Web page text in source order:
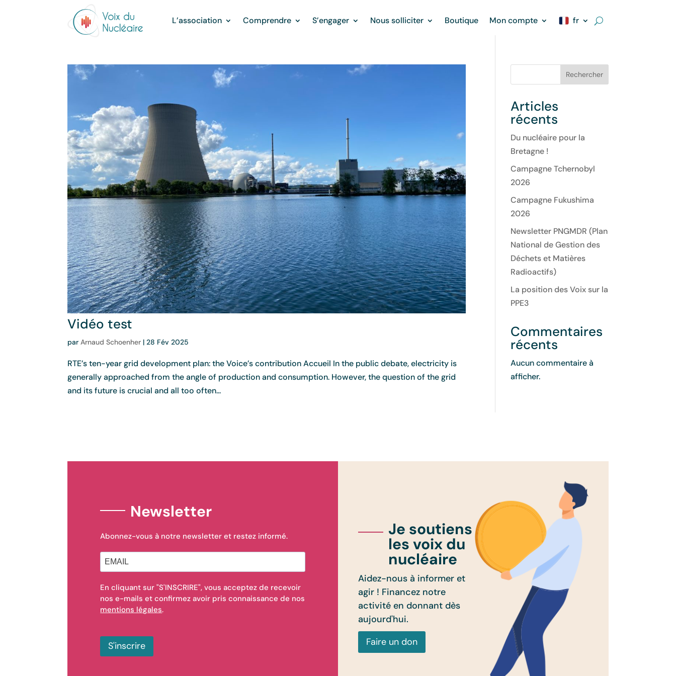
L’association Comprendre S’engager Nous solliciter Boutique Mon compte fr
Vidéo test
parArnaud Schoenher |28 Fév 2025
RTE’s ten-year grid development plan: the Voice’s contribution Accueil In the public debate, electricity is
generally approached from the angle of production and consumption. However, the question of the grid
and its future is crucial and all too often...
Rechercher
Articles
récents
Du nucléaire pour la
Bretagne !
Campagne Tchernobyl
2026
Campagne Fukushima
2026
Newsletter PNGMDR (Plan
National de Gestion des
Déchets et Matières
Radioactifs)
La position des Voix sur la
PPE3
Commentaires
récents
Aucun commentaire à
afficher.
Newsletter
Abonnez-vous à notre newsletter et restez informé.
En cliquant sur "S'INSCRIRE", vous acceptez de recevoir
nos e-mails et confirmez avoir pris connaissance de nos
mentions légales.
S'inscrire
Je soutiens
les voix du
nucléaire
Aidez-nous à informer et
agir ! Financez notre
activité en donnant dès
aujourd'hui.
Faire un don